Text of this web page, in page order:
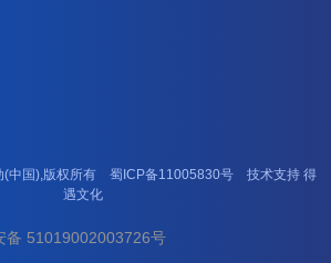
(中国),版权所有 蜀ICP备11005830号技术支持 得
遇文化
备 51019002003726号